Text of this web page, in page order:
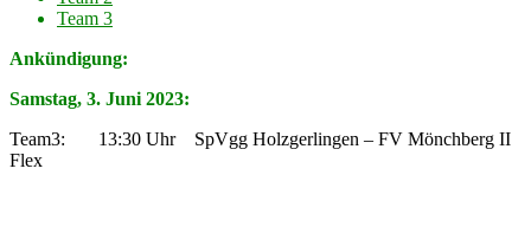
Team 3
Ankündigung:
Samstag, 3. Juni 2023:
Team3: 13:30 Uhr SpVgg Holzgerlingen – FV Mönchberg II
Flex